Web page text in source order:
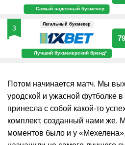
Самый надежный букмекер
3 Легальный букмекер
Лучший букмекерский бренд*
79
Потом начинается матч. Мы
уродской и ужасной футболке
принесла с собой какой-то
комплект, созданный нами же.
моментов было и у